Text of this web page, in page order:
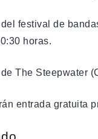
festival de
horas.
The Steepwater
entrada gratuita